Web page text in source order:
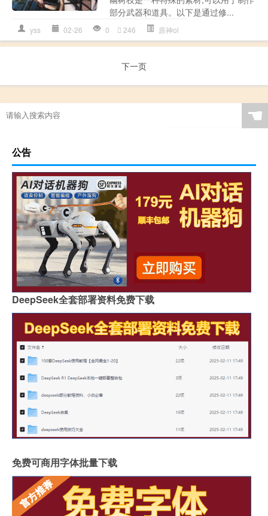
部分武器和道具。以下是通过修...
yss 02-26 0 246 原神ol
下一页
☚
公告
DeepSeek全套部署资料免费下载
免费可商用字体批量下载